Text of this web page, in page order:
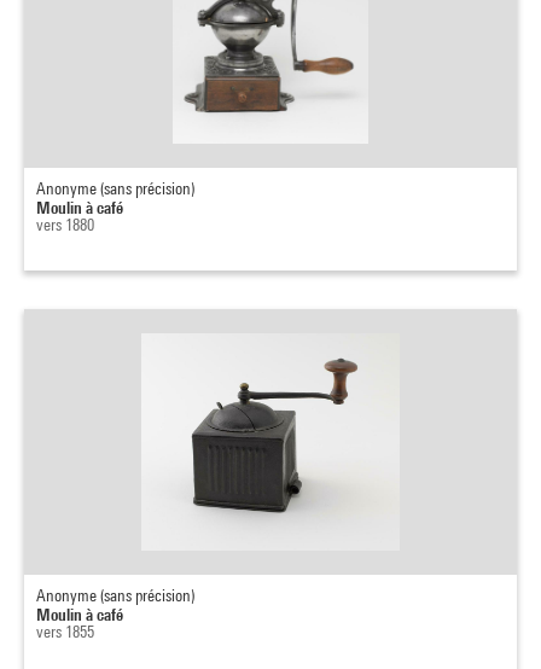
Anonyme (sans précision)
Moulin à café
vers 1880
Anonyme (sans précision)
Moulin à café
vers 1855